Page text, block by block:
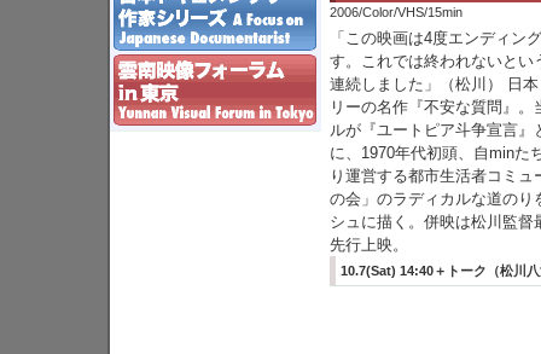
2006/Color/VHS/15min
「この映画は4度エンディン
す。これでは終われないとい
連続しました」（松川） 日
リーの名作『不安な質問』。
ルが『ユートピア斗争宣言』
に、1970年代初頭、自minた
り運営する都市生活者コミュ
の会」のラディカルな道のり
シュに描く。併映は松川監督
先行上映。
10.7(Sat) 14:40＋トーク（松川